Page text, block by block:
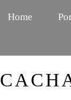
Home